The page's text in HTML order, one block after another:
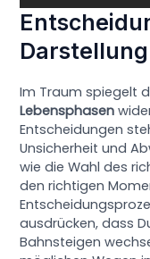
Darstellung
Im Traum spiegelt
Lebensphasen
Entscheidungen
Unsicherheit und
wie die Wahl des
den richtigen
ausdrücken, dass
Bahnsteigen